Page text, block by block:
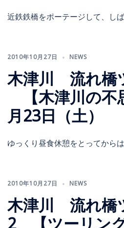
近鉄鉄橋をポーテージして、し
2010年10月27日 NEWS
木津川 流れ橋
【木津川の
月23日（土）
ゆっくり昼食休憩をとってから
2010年10月27日 NEWS
木津川 流れ橋
2 【ツーリン